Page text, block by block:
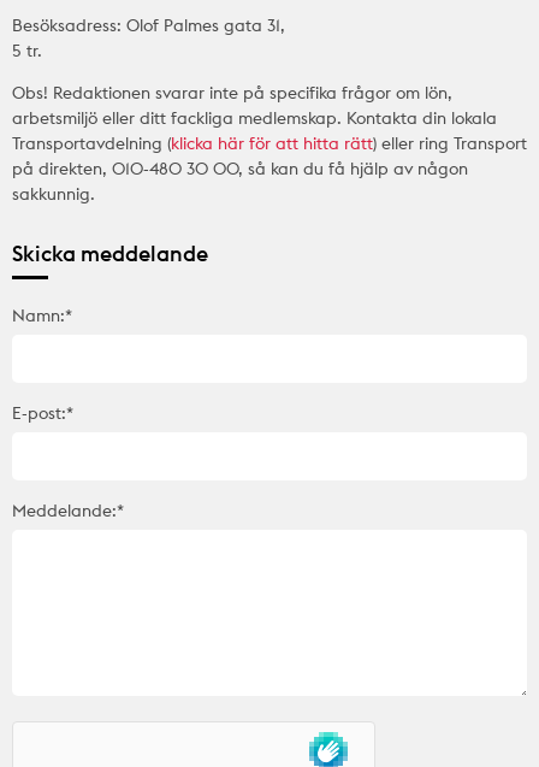
Besöksadress: Olof Palmes gata 31,
5 tr.
Obs! Redaktionen svarar inte på specifika frågor om lön,
arbetsmiljö eller ditt fackliga medlemskap. Kontakta din lokala
Transportavdelning (klicka här för att hitta rätt) eller ring Transport
på direkten, 010-480 30 00, så kan du få hjälp av någon
sakkunnig.
Skicka meddelande
Namn:*
E-post:*
Meddelande:*